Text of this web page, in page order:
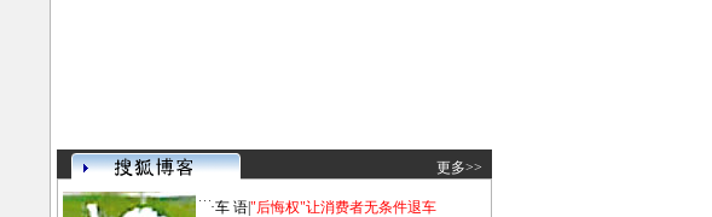
更多>>
·车 语|"后悔权"让消费者无条件退车